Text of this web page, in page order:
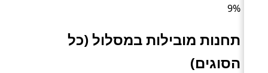
9%
תחנות מובילות במסלול (כל
הסוגים)